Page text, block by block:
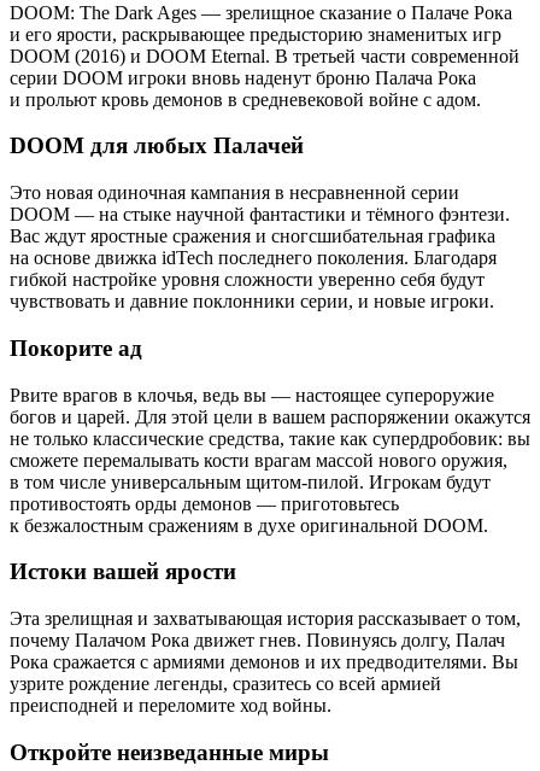
DOOM: The Dark Ages — зрелищное сказание о Палаче Рока
и его ярости, раскрывающее предысторию знаменитых игр
DOOM (2016) и DOOM Eternal. В третьей части современной
серии DOOM игроки вновь наденут броню Палача Рока
и прольют кровь демонов в средневековой войне с адом.
DOOM для любых Палачей
Это новая одиночная кампания в несравненной серии
DOOM — на стыке научной фантастики и тёмного фэнтези.
Вас ждут яростные сражения и сногсшибательная графика
на основе движка idTech последнего поколения. Благодаря
гибкой настройке уровня сложности уверенно себя будут
чувствовать и давние поклонники серии, и новые игроки.
Покорите ад
Рвите врагов в клочья, ведь вы — настоящее супероружие
богов и царей. Для этой цели в вашем распоряжении окажутся
не только классические средства, такие как супердробовик: вы
сможете перемалывать кости врагам массой нового оружия,
в том числе универсальным щитом-пилой. Игрокам будут
противостоять орды демонов — приготовьтесь
к безжалостным сражениям в духе оригинальной DOOM.
Истоки вашей ярости
Эта зрелищная и захватывающая история рассказывает о том,
почему Палачом Рока движет гнев. Повинуясь долгу, Палач
Рока сражается с армиями демонов и их предводителями. Вы
узрите рождение легенды, сразитесь со всей армией
преисподней и переломите ход войны.
Откройте неизведанные миры